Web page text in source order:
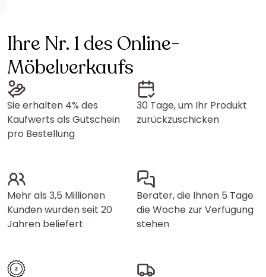
Ihre Nr. 1 des Online-
Möbelverkaufs
Sie erhalten 4% des
Kaufwerts als Gutschein
pro Bestellung
30 Tage, um Ihr Produkt
zurückzuschicken
Mehr als 3,5 Millionen
Kunden wurden seit 20
Jahren beliefert
Berater, die Ihnen 5 Tage
die Woche zur Verfügung
stehen